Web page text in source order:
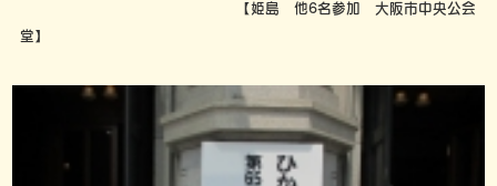
【姫島 他6名参加 大阪市中央公会
堂】